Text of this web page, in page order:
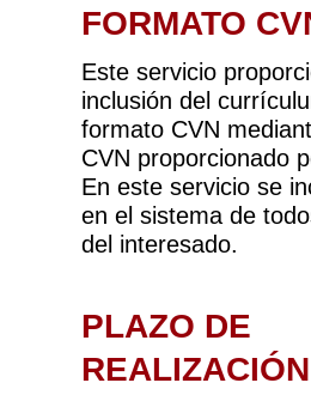
FORMATO
Este servicio
inclusión del
formato CVN
CVN proporcionado
En este servicio se
en el sistema de
del interesado.
PLAZO DE
REALIZACIÓN